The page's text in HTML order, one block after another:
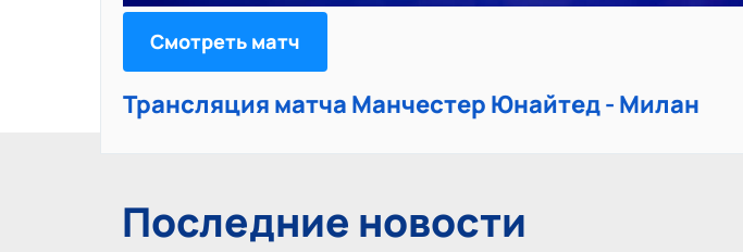
Смотреть матч
Трансляция матча Манчестер Юнайтед - Милан
Последние новости